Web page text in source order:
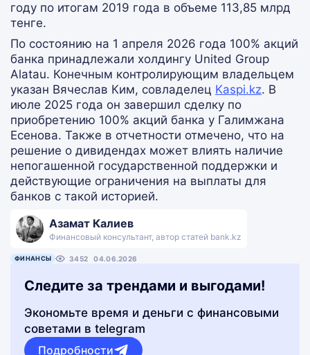
году по итогам 2019 года в объеме 113,85 млрд
тенге.
По состоянию на 1 апреля 2026 года 100% акций
банка принадлежали холдингу United Group
Alatau. Конечным контролирующим владельцем
указан Вячеслав Ким, совладелец Kaspi.kz. В
июле 2025 года он завершил сделку по
приобретению 100% акций банка у Галимжана
Есенова. Также в отчетности отмечено, что на
решение о дивидендах может влиять наличие
непогашенной государственной поддержки и
действующие ограничения на выплаты для
банков с такой историей.
Азамат Калиев
Финансовый консультант, автор статей bank.kz
ФИНАНСЫ 3452 04.06.2026
Следите за трендами и выгодами!
Экономьте время и деньги с финансовыми
советами в telegram
Подробности